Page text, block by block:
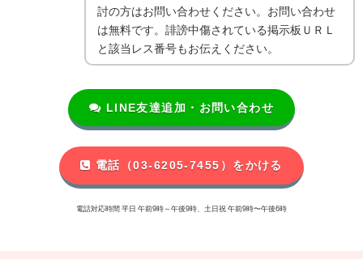
討の方はお問い合わせください。お問い合わせ
は無料です。誹謗中傷されている掲示板ＵＲＬ
と該当レス番号もお伝えください。
LINE友達追加・お問い合わせ
電話（03-6205-7455）をかける
電話対応時間 平日 午前9時～午後9時、土日祝 午前9時〜午後6時